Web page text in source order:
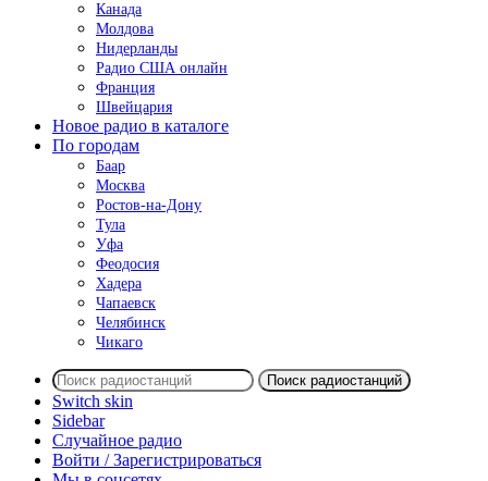
Канада
Молдова
Нидерланды
Радио США онлайн
Франция
Швейцария
Новое радио в каталоге
По городам
Баар
Москва
Ростов-на-Дону
Тула
Уфа
Феодосия
Хадера
Чапаевск
Челябинск
Чикаго
Поиск радиостанций
Switch skin
Sidebar
Случайное радио
Войти / Зарегистрироваться